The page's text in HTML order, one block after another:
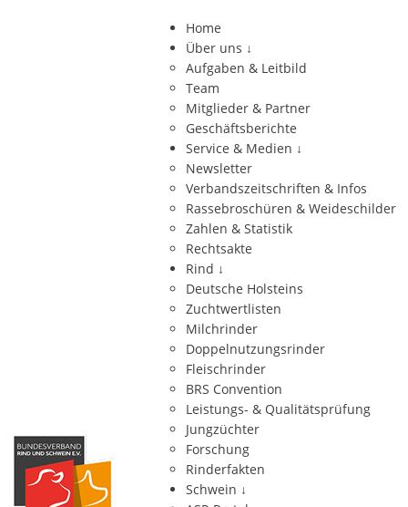
Home
Über uns ↓
Aufgaben & Leitbild
Team
Mitglieder & Partner
Geschäftsberichte
Service & Medien ↓
Newsletter
Verbandszeitschriften & Infos
Rassebroschüren & Weideschilder
Zahlen & Statistik
Rechtsakte
Rind ↓
Deutsche Holsteins
Zuchtwertlisten
Milchrinder
Doppelnutzungsrinder
Fleischrinder
BRS Convention
Leistungs- & Qualitätsprüfung
Jungzüchter
Forschung
Rinderfakten
Schwein ↓